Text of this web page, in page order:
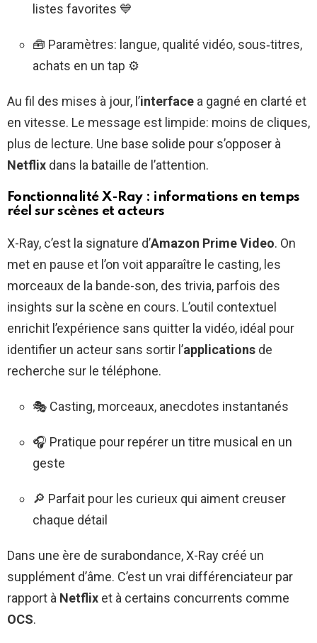
listes favorites 💙
🧰 Paramètres: langue, qualité vidéo, sous‑titres,
achats en un tap ⚙️
Au fil des mises à jour, l’interface a gagné en clarté et
en vitesse. Le message est limpide: moins de cliques,
plus de lecture. Une base solide pour s’opposer à
Netflix dans la bataille de l’attention.
Fonctionnalité X-Ray : informations en temps
réel sur scènes et acteurs
X-Ray, c’est la signature d’Amazon Prime Video. On
met en pause et l’on voit apparaître le casting, les
morceaux de la bande-son, des trivia, parfois des
insights sur la scène en cours. L’outil contextuel
enrichit l’expérience sans quitter la vidéo, idéal pour
identifier un acteur sans sortir l’applications de
recherche sur le téléphone.
🎭 Casting, morceaux, anecdotes instantanés
🎧 Pratique pour repérer un titre musical en un
geste
🔎 Parfait pour les curieux qui aiment creuser
chaque détail
Dans une ère de surabondance, X-Ray créé un
supplément d’âme. C’est un vrai différenciateur par
rapport à Netflix et à certains concurrents comme
OCS.